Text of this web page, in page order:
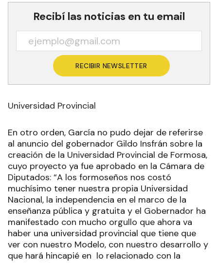
Recibí las noticias en tu email
RECIBIR NEWSLETTER
Universidad Provincial
En otro orden, García no pudo dejar de referirse
al anuncio del gobernador Gildo Insfrán sobre la
creación de la Universidad Provincial de Formosa,
cuyo proyecto ya fue aprobado en la Cámara de
Diputados: “A los formoseños nos costó
muchísimo tener nuestra propia Universidad
Nacional, la independencia en el marco de la
enseñanza pública y gratuita y el Gobernador ha
manifestado con mucho orgullo que ahora va
haber una universidad provincial que tiene que
ver con nuestro Modelo, con nuestro desarrollo y
que hará hincapié en lo relacionado con la